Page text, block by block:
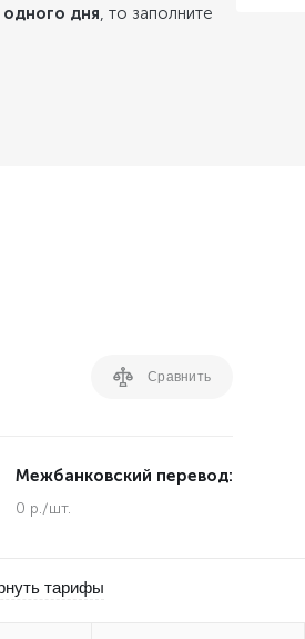
дня, то заполните
Сравнить
Межбанковский перевод:
0 р./шт.
тарифы